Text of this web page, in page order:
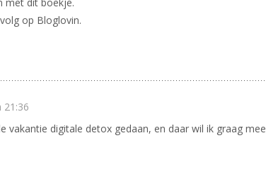
met dit boekje.
op Bloglovin.
21:36
vakantie digitale detox gedaan, en daar wil ik graag